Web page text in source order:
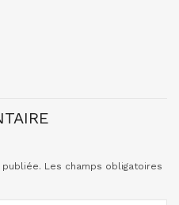
Les champs obligatoires